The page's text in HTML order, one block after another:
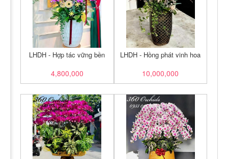
LHDH - Hợp tác vững bền
4,800,000
LHDH - Hồng phát vinh hoa
10,000,000